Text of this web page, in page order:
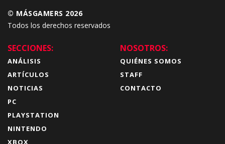
© MÁSGAMERS 2026
Todos los derechos reservados
SECCIONES:
ANÁLISIS
ARTÍCULOS
NOTICIAS
PC
PLAYSTATION
NINTENDO
XBOX
NOSOTROS:
QUIÉNES SOMOS
STAFF
CONTACTO